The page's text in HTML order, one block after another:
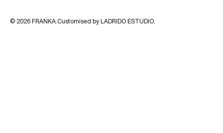
© 2026 FRANKA .Customised by LADRIDO ESTUDIO